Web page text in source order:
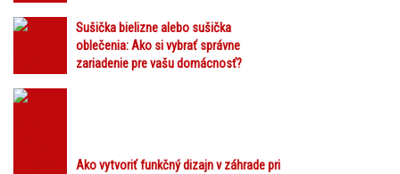
Sušička bielizne alebo sušička
oblečenia: Ako si vybrať správne
zariadenie pre vašu domácnosť?
Ako vytvoriť funkčný dizajn v záhrade pri